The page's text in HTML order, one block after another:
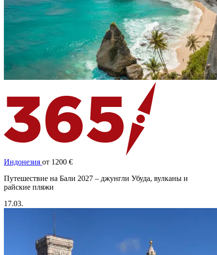
Индонезия от 1200 €
Путешествие на Бали 2027 – джунгли Убуда, вулканы и
райские пляжи
17.03.